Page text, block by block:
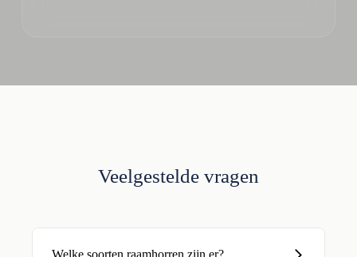
Veelgestelde vragen
Welke soorten raamhorren zijn er?